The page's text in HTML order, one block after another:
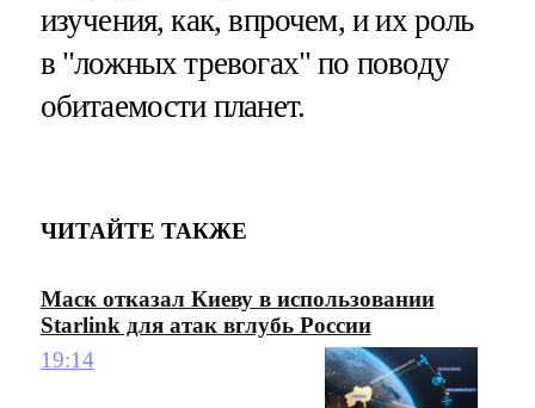
изучения, как, впрочем, и их роль
в "ложных тревогах" по поводу
обитаемости планет.
ЧИТАЙТЕ ТАКЖЕ
Маск отказал Киеву в использовании
Starlink для атак вглубь России
19:14